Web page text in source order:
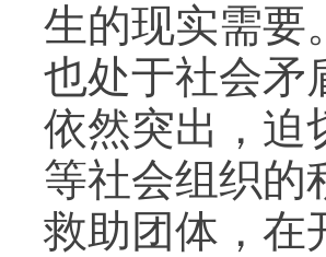
生的现实需要
也处于社会矛
依然突出，迫
等社会组织的
救助团体，在